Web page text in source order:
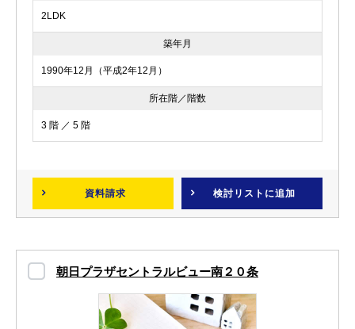
2LDK
築年月
1990年12月（平成2年12月）
所在階／階数
3 階 ／ 5 階
資料請求 検討リスト に追加
朝日プラザセントラルビュー南２０条